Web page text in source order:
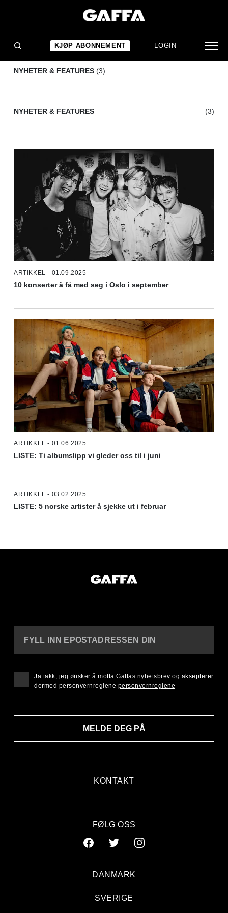
KJØP ABONNEMENT LOGIN
NYHETER & FEATURES (3)
NYHETER & FEATURES (3)
ARTIKKEL - 01.09.2025
10 konserter å få med seg i Oslo i september
ARTIKKEL - 01.06.2025
LISTE: Ti albumslipp vi gleder oss til i juni
ARTIKKEL - 03.02.2025
LISTE: 5 norske artister å sjekke ut i februar
KONTAKT
FYLL INN EPOSTADRESSEN DIN
MELDE DEG PÅ
Ja takk, jeg ønsker å motta Gaffas nyhetsbrev og aksepterer
dermed personvernreglene personvernreglene
FØLG OSS
DANMARK
SVERIGE